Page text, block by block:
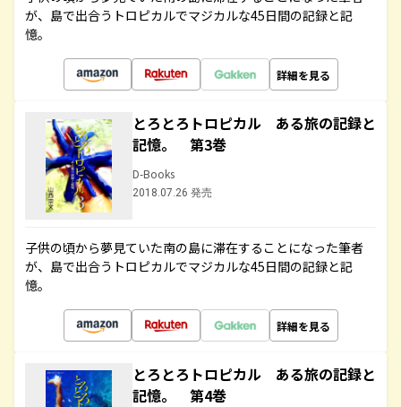
が、島で出合うトロピカルでマジカルな45日間の記録と記
憶。
詳細を見る
とろとろトロピカル ある旅の記録と
記憶。 第3巻
D-Books
2018.07.26 発売
子供の頃から夢見ていた南の島に滞在することになった筆者
が、島で出合うトロピカルでマジカルな45日間の記録と記
憶。
詳細を見る
とろとろトロピカル ある旅の記録と
記憶。 第4巻